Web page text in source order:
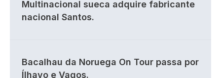
Multinacional sueca adquire fabricante
nacional Santos.
Bacalhau da Noruega On Tour passa por
Ílhavo e Vagos.